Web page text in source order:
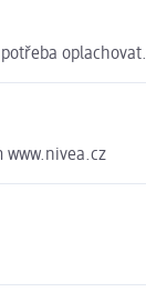
oplachovat.
www.nivea.cz